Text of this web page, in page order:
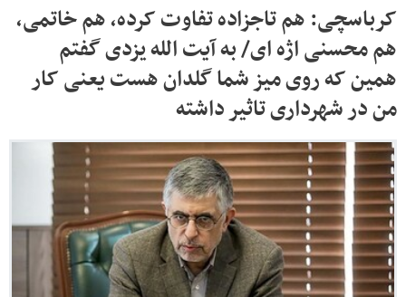
کرباسچی: هم تاجزاده تفاوت کرده، هم خاتمی،
هم محسنی اژه ای/ به آیت الله یزدی گفتم
همین که روی میز شما گلدان هست یعنی کار
من در شهرداری تاثیر داشته